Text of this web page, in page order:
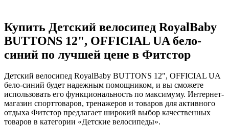
Купить Детский велосипед RoyalBaby
BUTTONS 12", OFFICIAL UA бело-
синий по лучшей цене в Фитстор
Детский велосипед RoyalBaby BUTTONS 12", OFFICIAL UA
бело-синий будет надежным помощником, и вы сможете
использовать его функциональность по максимуму. Интернет-
магазин спорттоваров, тренажеров и товаров для активного
отдыха Фитстор предлагает широкий выбор качественных
товаров в категории «Детские велосипеды».